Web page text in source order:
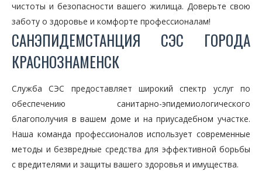
чистоты и безопасности вашего жилища. Доверьте свою
заботу о здоровье и комфорте профессионалам!
САНЭПИДЕМСТАНЦИЯ СЭС ГОРОДА
КРАСНОЗНАМЕНСК
Служба СЭС предоставляет широкий спектр услуг по
обеспечению санитарно-эпидемиологического
благополучия в вашем доме и на приусадебном участке.
Наша команда профессионалов использует современные
методы и безвредные средства для эффективной борьбы
с вредителями и защиты вашего здоровья и имущества.